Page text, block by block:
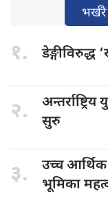
भर्खरै
१. डेङ्गीविरुद्ध
२. अन्तर्राष्ट्रिय
सुरु
३. उच्च आर्थिक
भूमिका